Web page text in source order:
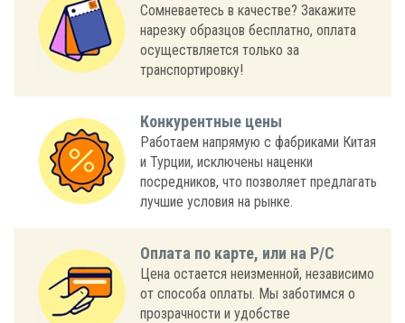
Сомневаетесь в качестве? Закажите
нарезку образцов бесплатно, оплата
осуществляется только за
транспортировку!
Конкурентные цены
Работаем напрямую с фабриками Китая
и Турции, исключены наценки
посредников, что позволяет предлагать
лучшие условия на рынке.
Оплата по карте, или на Р/С
Цена остается неизменной, независимо
от способа оплаты. Мы заботимся о
прозрачности и удобстве